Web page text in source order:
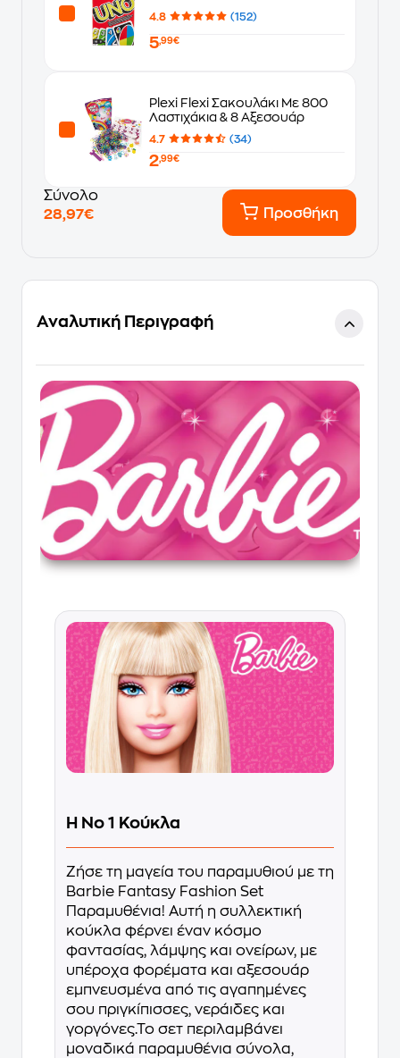
4.8 (152)
5,99€
Plexi Flexi Σακουλάκι Με 800
Λαστιχάκια & 8 Αξεσουάρ
4.7 (34)
2,99€
Σύνολο
28,97€
Προσθήκη
Αναλυτική Περιγραφή
Η Νο 1 Κούκλα
Ζήσε τη μαγεία του παραμυθιού με τη
Barbie Fantasy Fashion Set
Παραμυθένια! Αυτή η συλλεκτική
κούκλα φέρνει έναν κόσμο
φαντασίας, λάμψης και ονείρων, με
υπέροχα φορέματα και αξεσουάρ
εμπνευσμένα από τις αγαπημένες
σου πριγκίπισσες, νεράιδες και
γοργόνες.Το σετ περιλαμβάνει
μοναδικά παραμυθένια σύνολα,